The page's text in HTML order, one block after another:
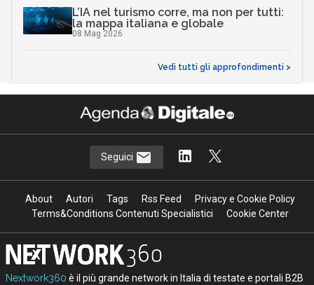
L’IA nel turismo corre, ma non per tutti:
la mappa italiana e globale
08 Mag 2026
Vedi tutti gli approfondimenti >
Seguici
About Autori Tags Rss Feed
Privacy e Cookie Policy
Terms&Conditions Contenuti Specialistici
Cookie Center
Nextwork360 è il più grande network in Italia di testate e portali B2B